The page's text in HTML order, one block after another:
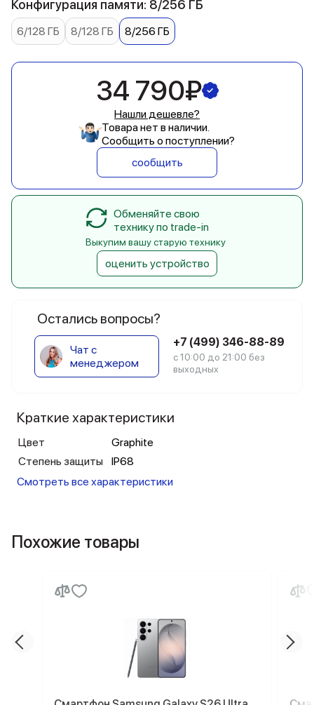
Остались вопросы?
Чат с
менеджером
+7 (499) 346-88-89
с 10:00 до 21:00 без
выходных
Краткие характеристики
Цвет
Graphite
Степень защиты
IP68
Смотреть все характеристики
Конфигурация памяти: 8/256 ГБ
6/128 ГБ 8/128 ГБ 8/256 ГБ
34 790₽
Нашли дешевле?
Товара нет в наличии.
Сообщить о поступлении?
сообщить
Обменяйте свою
технику по trade-in
Выкупим вашу старую технику
оценить устройство
Похожие товары